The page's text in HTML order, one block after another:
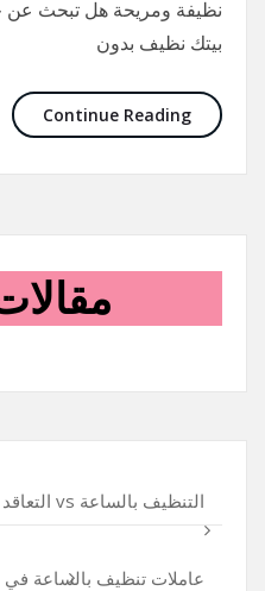
نظيفة ومريحة هل تبحث
بيتك نظيف بدون
Continue Reading
التنظيف بالساعة vs التعاقد الشهري: أيهما أفضل لك؟
عاملات تنظيف بالساعة في